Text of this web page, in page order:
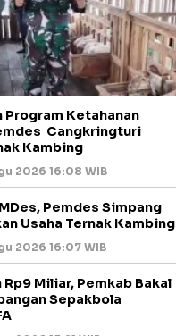
Program Ketahanan
Cangkringturi
Kambing
2026 16:08 WIB
Pemdes Simpang
Usaha Ternak Kambing
2026 16:07 WIB
Miliar, Pemkab Bakal
Sepakbola